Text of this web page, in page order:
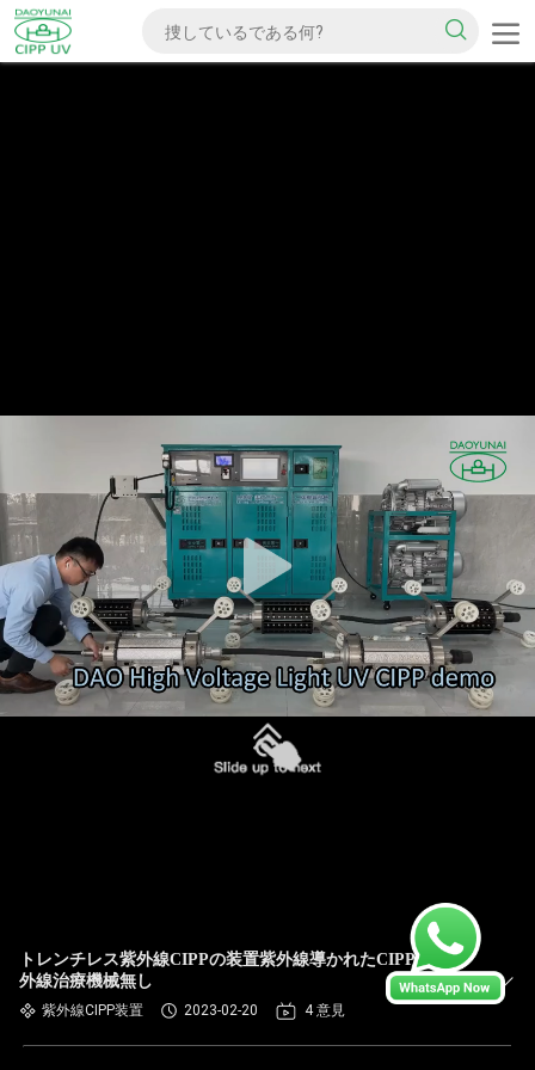
トレンチレス紫外線CIPPの装置紫外線導かれたCIPP掘る紫
外線治療機械無し
紫外線CIPP装置 2023-02-20 4 意見